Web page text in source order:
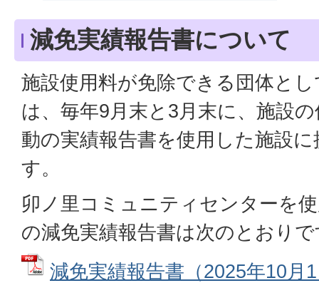
減免実績報告書について
施設使用料が免除できる団体と
は、毎年9月末と3月末に、施設
動の実績報告書を使用した施設
す。
卯ノ里コミュニティセンターを
の減免実績報告書は次のとおり
減免実績報告書（2025年10月